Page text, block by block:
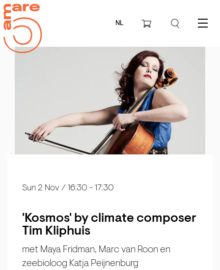
NL Menu
'Kosmos' by climate composer
Tim Kliphuis
met Maya Fridman, Marc van Roon en
zeebioloog Katja Peijnenburg
Sun 2 Nov / 16:30 - 17:30